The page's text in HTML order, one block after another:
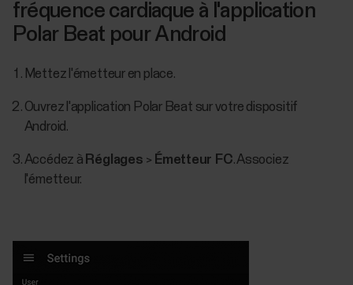
fréquence cardiaque à l'application
Polar Beat pour Android
Mettez l'émetteur en place.
Ouvrez l'application Polar Beat sur votre dispositif
Android.
Accédez à Réglages > Émetteur FC. Associez
l'émetteur.